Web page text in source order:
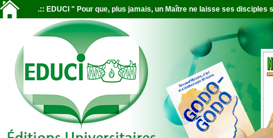
.:: EDUCI " Pour que, plus jamais, un Maître ne laisse ses disciples